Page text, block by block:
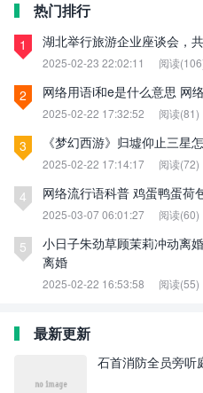
热门排行
1 湖北举行旅游企业座谈会，
2025-02-23 22:02:11 阅读
2 网络用语i和e是什么意思 网
2025-02-22 17:32:52 阅读(81)
3 《梦幻西游》归墟仰止三星
2025-02-22 17:14:17 阅读(72)
4 网络流行语科普 鸡蛋鸭蛋荷
2025-03-07 06:01:27 阅读(60)
5
小日子朱劲草顾茉莉冲动离
离婚
2025-02-22 16:53:58 阅读(55)
最新更新
石首消防全员旁听